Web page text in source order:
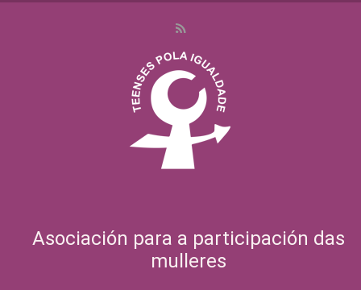
Asociación para a participación das
mulleres